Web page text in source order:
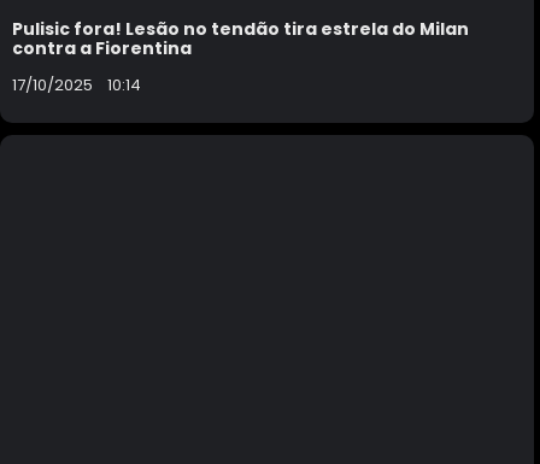
Pulisic fora! Lesão no tendão tira estrela do Milan
contra a Fiorentina
17/10/2025 10:14